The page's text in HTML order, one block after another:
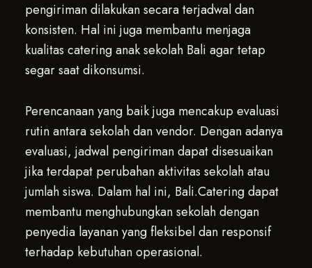
pengiriman dilakukan secara terjadwal dan
konsisten. Hal ini juga membantu menjaga
kualitas catering anak sekolah Bali agar tetap
segar saat dikonsumsi.
Perencanaan yang baik juga mencakup evaluasi
rutin antara sekolah dan vendor. Dengan adanya
evaluasi, jadwal pengiriman dapat disesuaikan
jika terdapat perubahan aktivitas sekolah atau
jumlah siswa. Dalam hal ini, Bali.Catering dapat
membantu menghubungkan sekolah dengan
penyedia layanan yang fleksibel dan responsif
terhadap kebutuhan operasional.